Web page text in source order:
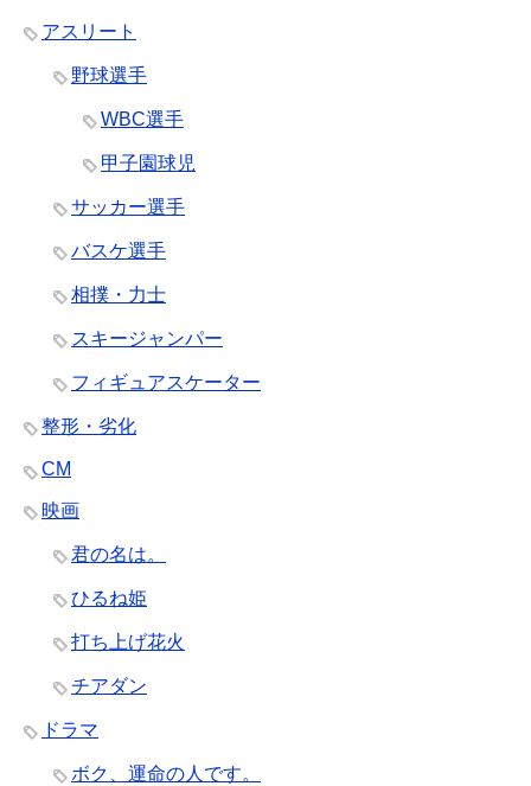
アスリート
野球選手
WBC選手
甲子園球児
サッカー選手
バスケ選手
相撲・力士
スキージャンパー
フィギュアスケーター
整形・劣化
CM
映画
君の名は。
ひるね姫
打ち上げ花火
チアダン
ドラマ
ボク、運命の人です。